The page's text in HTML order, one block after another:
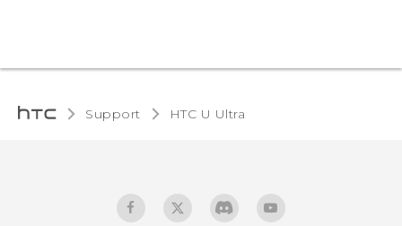
Support HTC U Ultra‎